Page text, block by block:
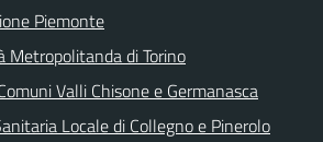
Piemonte
Metropolitanda di Torino
Valli Chisone e Germanasca
Locale di Collegno e Pinerolo